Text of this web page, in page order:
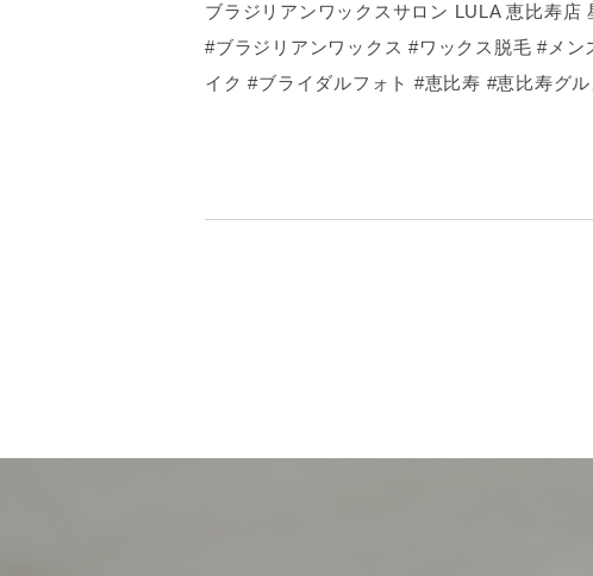
ブラジリアンワックスサロン LULA 恵比寿店
#ブラジリアンワックス #ワックス脱毛 #メ
イク #ブライダルフォト #恵比寿 #恵比寿グ